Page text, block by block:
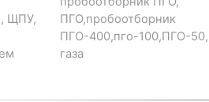
ЩПУ,
ПГО,пробоотборник
ПГО-400,пго-100,ПГО-
газа